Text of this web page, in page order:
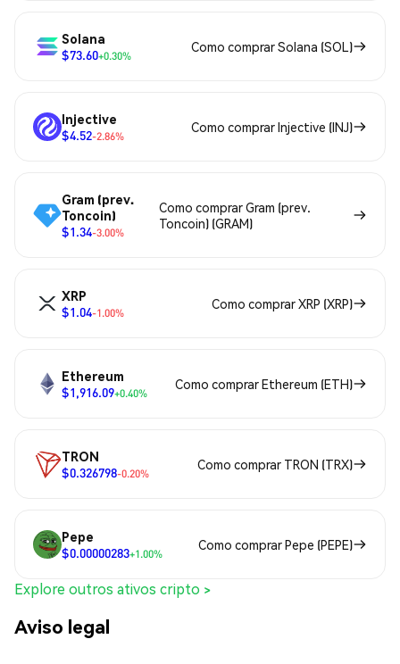
Solana
$73.60+0.30%
Como comprar Solana (SOL)
Injective
$4.52-2.86%
Como comprar Injective (INJ)
Gram (prev.
Toncoin)
$1.34-3.00%
Como comprar Gram (prev.
Toncoin) (GRAM)
XRP
$1.04-1.00%
Como comprar XRP (XRP)
Ethereum
$1,916.09+0.40%
Como comprar Ethereum (ETH)
TRON
$0.326798-0.20%
Como comprar TRON (TRX)
Pepe
$0.00000283+1.00%
Como comprar Pepe (PEPE)
Explore outros ativos cripto >
Aviso legal